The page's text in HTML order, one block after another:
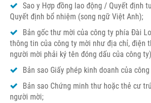
Sao y Hợp đồng lao động / Quyết định
Quyết định bổ nhiệm (song ngữ Việt Anh);
Bản gốc thư mời của công ty phía Đài
thông tin của công ty mời như địa chỉ, điện
người mời phải ký tên đóng dấu của công
Bản sao Giấy phép kinh doanh của
Bản sao Chứng minh thư hoặc thẻ cư
người mời;